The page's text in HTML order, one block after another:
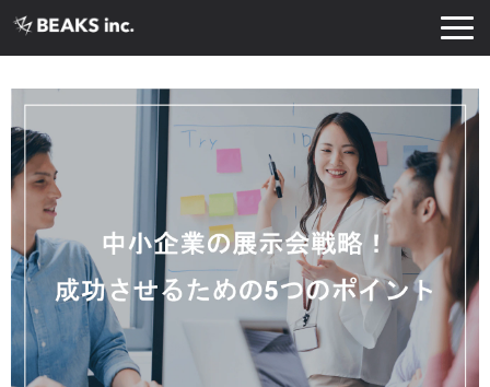
実績・導入事例
お知らせ
コラム
よくあるご質問